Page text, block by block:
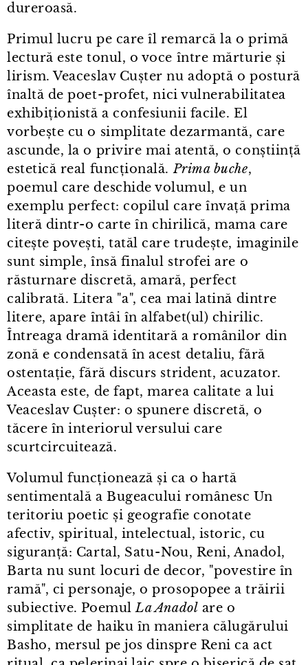
dureroasă.
Primul lucru pe care îl remarcă la o primă
lectură este tonul, o voce între mărturie și
lirism. Veaceslav Cușter nu adoptă o postură
înaltă de poet⁠-⁠profet, nici vulnerabilitatea
exhibiționistă a confesiunii facile. El
vorbește cu o simplitate dezarmantă, care
ascunde, la o privire mai atentă, o conștiință
estetică real funcțională.Prima buche,
poemul care deschide volumul, e un
exemplu perfect: copilul care învață prima
literă dintr⁠-⁠o carte în chirilică, mama care
citește povești, tatăl care trudește, imaginile
sunt simple, însă finalul strofei are o
răsturnare discretă, amară, perfect
calibrată. Litera "a", cea mai latină dintre
litere, apare întâi în alfabet(ul) chirilic.
Întreaga dramă identitară a românilor din
zonă e condensată în acest detaliu, fără
ostentație, fără discurs strident, acuzator.
Aceasta este, de fapt, marea calitate a lui
Veaceslav Cușter: o spunere discretă, o
tăcere în interiorul versului care
scurtcircuitează.
Volumul funcționează și ca o hartă
sentimentală a Bugeacului românesc Un
teritoriu poetic și geografie conotate
afectiv, spiritual, intelectual, istoric, cu
siguranță: Cartal, Satu⁠-⁠Nou, Reni, Anadol,
Barta nu sunt locuri de decor, "povestire în
ramă", ci personaje, o prosopopee a trăirii
subiective. PoemulLa Anadol are o
simplitate de haiku în maniera călugărului
Basho, mersul pe jos dinspre Reni ca act